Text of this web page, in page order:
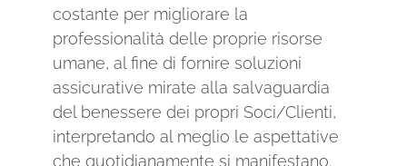
costante per migliorare la
professionalità delle proprie risorse
umane, al fine di fornire soluzioni
assicurative mirate alla salvaguardia
del benessere dei propri Soci/Clienti,
interpretando al meglio le aspettative
che quotidianamente si manifestano.